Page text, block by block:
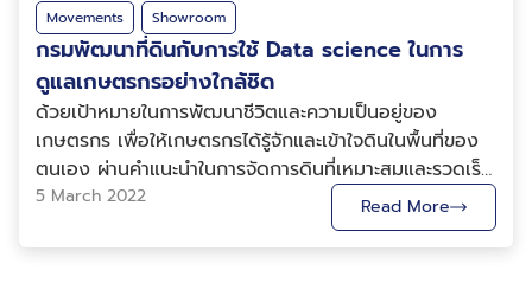
การสำรวจ ศึกษาสภาพแวดล้อมและสภาพอากาศ และสร้าง
แบบจำลอง เพื่อมุ่งเน้นการปลูกข้าวอย่างมีประสิทธิภาพ
เพิ่มผลผลิตให้แก่เกษตรกรและลดผลกระทบจากความเสีย
หายที่เกิดจากสภาพอากาศแปรปรวนที่ไม่อาจคาดเดาได้
สร้างเป็น Dashboard การตัดสินใจปลูกข้าวในพื้นที่นาน้ำ
ฝนของภาคอีสานโดยใช้ปริมาณน้ำฝนสะสมล่วงหน้าดังรูปที่
1 และ 2 2. อุตุนิยมวิทยาเพื่อการท่องเที่ยว การ
เปลี่ยนแปลงสภาพอากาศส่งผลต่อการใช้ชีวิตประจำวันของ
คนเราโดยเฉพาะในเรื่องของการเดินทาง การติดตามสภาพ
Movements Showroom
กรมพัฒนาที่ดินกับการใช้ Data science ในการ
ดูแลเกษตรกรอย่างใกล้ชิด
ด้วยเป้าหมายในการพัฒนาชีวิตและความเป็นอยู่ของ
เกษตรกร เพื่อให้เกษตรกรได้รู้จักและเข้าใจดินในพื้นที่ของ
ตนเอง ผ่านคำแนะนำในการจัดการดินที่เหมาะสมและรวดเร็ว
โดยอาศัยความเชี่ยวชาญของบุคคลากรจากกรม
พัฒนาที่ดิน เพื่อให้บรรลุผลดังกล่าวทางกรมฯ จึงเปิดรับ
เกษตรกรที่สนใจหรือต้องการรับความช่วยเหลือผ่าน
5 March 2022 Read More